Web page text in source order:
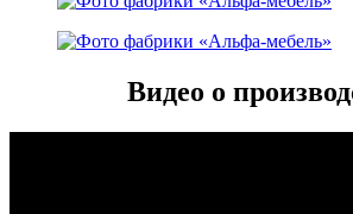
Видео о